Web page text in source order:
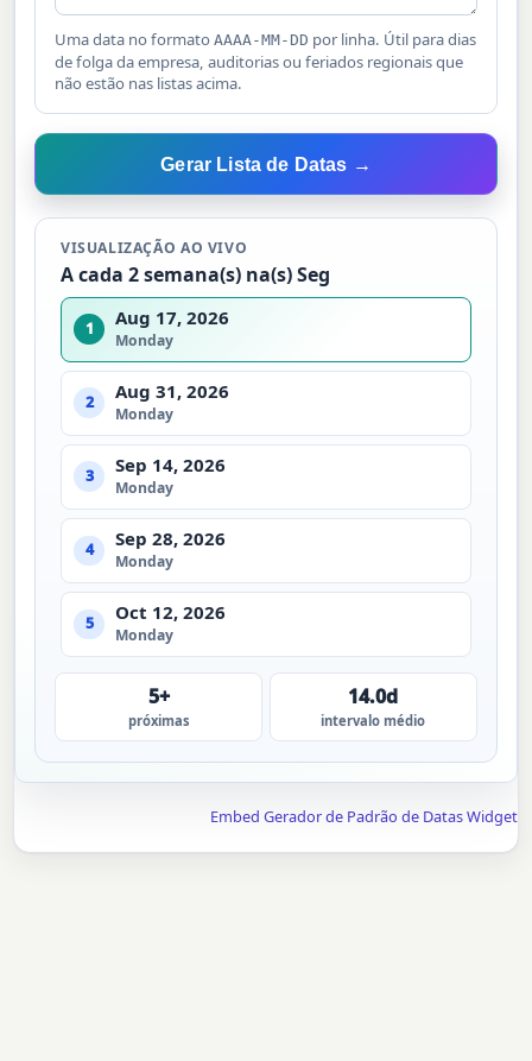
Uma data no formatoAAAA-MM-DD por linha. Útil para dias
de folga da empresa, auditorias ou feriados regionais que
não estão nas listas acima.
Gerar Lista de Datas →
VISUALIZAÇÃO AO VIVO
A cada 2 semana(s) na(s) Seg
1 Aug 17, 2026
Monday
2 Aug 31, 2026
Monday
3 Sep 14, 2026
Monday
4 Sep 28, 2026
Monday
5 Oct 12, 2026
Monday
5+
próximas
14.0d
intervalo médio
Embed Gerador de Padrão de Datas Widget